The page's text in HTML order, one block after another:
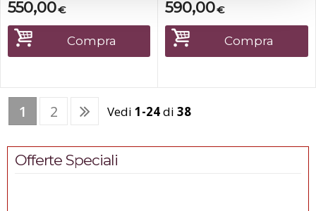
5/16"Tuning system: Top
Tuning, brevettato (non è
necessario girare la
conga)Finitura Hardware:
Black satin Chrome...
€
550,00
Compra
5/16"Tuning system: Top
Tuning, brevettato (non è
necessario girare la
conga)Finitura Hardware:
Black satin Chrome...
€
590,00
Compra
1 2 Vedi 1-24di 38
Offerte Speciali